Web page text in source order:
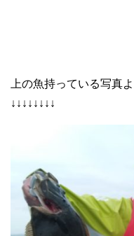
上の魚持っている写真
↓↓↓↓↓↓↓↓